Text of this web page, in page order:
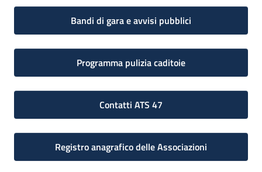
Bandi di gara e avvisi pubblici
Programma pulizia caditoie
Contatti ATS 47
Registro anagrafico delle Associazioni